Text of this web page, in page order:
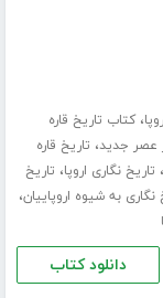
،کتاب تاریخ قاره
عصر جدید، تاریخ قاره
، تاریخ نگاری اروپا، تاریخ
نگاری به شیوه اروپاییان،
دانلود کتاب